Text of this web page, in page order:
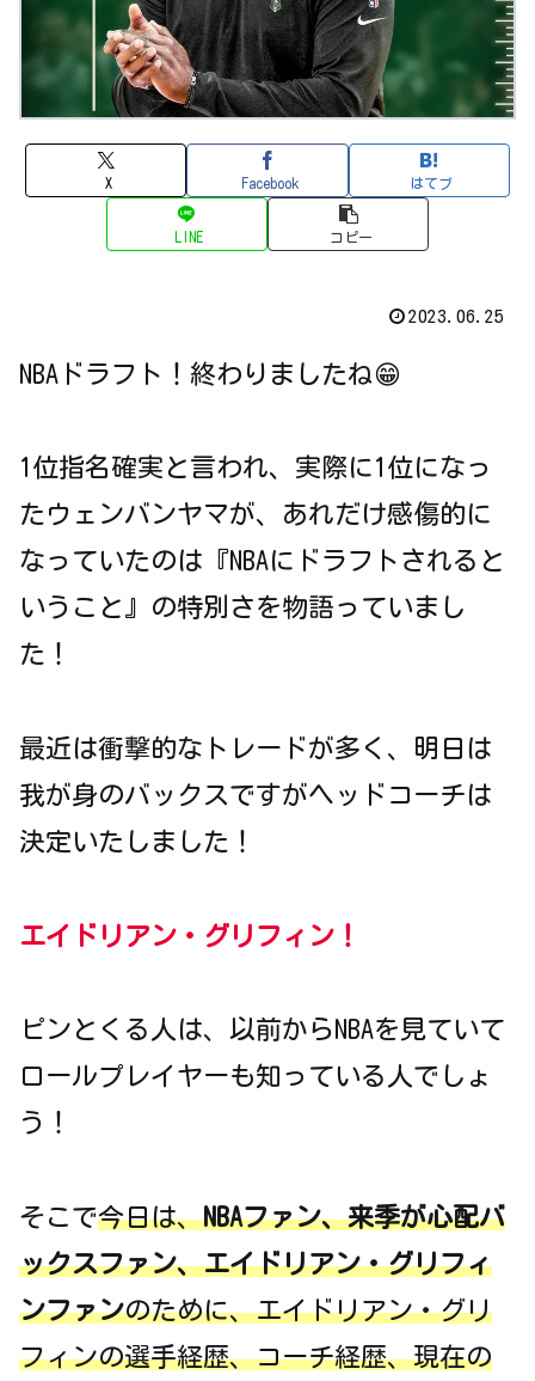
X Facebook はてブ
LINE コピー
2023.06.25
NBAドラフト！終わりましたね😁
1位指名確実と言われ、実際に1位になっ
たウェンバンヤマが、あれだけ感傷的に
なっていたのは『NBAにドラフトされると
いうこと』の特別さを物語っていまし
た！
最近は衝撃的なトレードが多く、明日は
我が身のバックスですがヘッドコーチは
決定いたしました！
エイドリアン・グリフィン！
ピンとくる人は、以前からNBAを見ていて
ロールプレイヤーも知っている人でしょ
う！
そこで今日は、NBAファン、来季が心配バ
ックスファン、エイドリアン・グリフィ
ンファンのために、エイドリアン・グリ
フィンの選手経歴、コーチ経歴、現在の